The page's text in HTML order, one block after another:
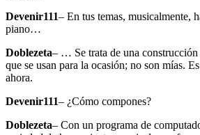
Devenir111– En tus temas, musicalmente,
piano…
Doblezeta– … Se trata de una construcción
que se usan para la ocasión; no son mías.
ahora.
Devenir111– ¿Cómo compones?
Doblezeta– Con un programa de